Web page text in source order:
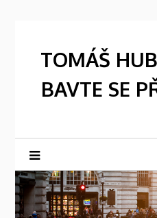
TOMÁŠ
BAVTE SE